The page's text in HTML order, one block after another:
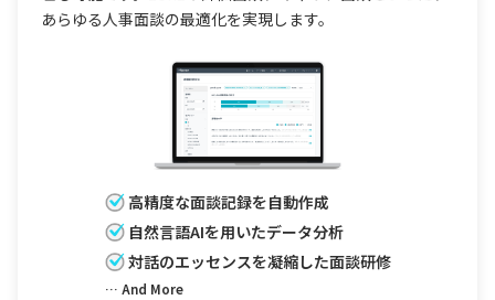
あらゆる人事面談の最適化を実現します。
高精度な面談記録を自動作成
自然言語AIを用いたデータ分析
対話のエッセンスを凝縮した面談研修
… And More